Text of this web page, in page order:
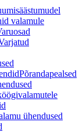
valamule
Põrandapealsed
ühendused